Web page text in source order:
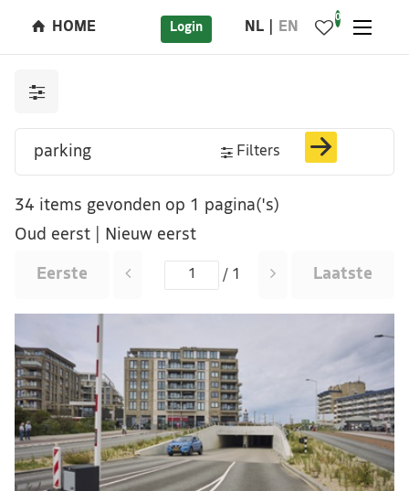
HOME Login NL EN
0
Filters
34 items gevonden op 1 pagina('s)
Oud eerst
Nieuw eerst
Eerste / 1 Laatste